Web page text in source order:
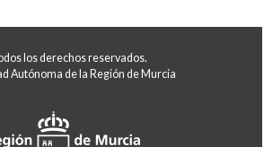
los derechos reservados.
Autónoma de la Región de Murcia